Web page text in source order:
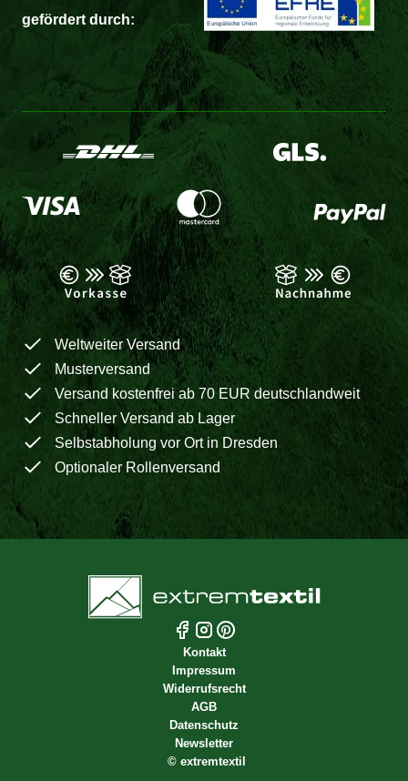
gefördert durch:
Weltweiter Versand
Musterversand
Versand kostenfrei ab 70 EUR deutschlandweit
Schneller Versand ab Lager
Selbstabholung vor Ort in Dresden
Optionaler Rollenversand
Kontakt
Impressum
Widerrufsrecht
AGB
Datenschutz
Newsletter
© extremtextil